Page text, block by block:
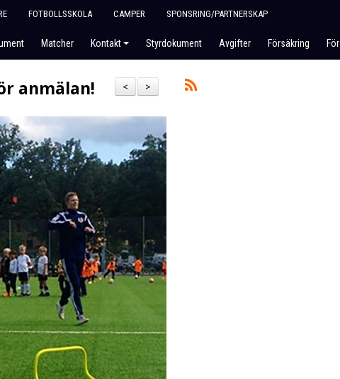
FOTBOLLSSKOLA CAMPER SPONSRING/PARTNERSKAP
Matcher Kontakt Styrdokument Avgifter Försäkring
>
<
anmälan!